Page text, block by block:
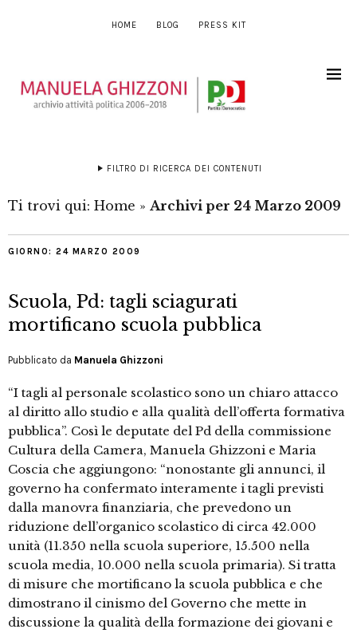
HOME BLOG PRESS KIT
FILTRO DI RICERCA DEI CONTENUTI
Ti trovi qui: Home » Archivi per 24 Marzo 2009
GIORNO: 24 MARZO 2009
Scuola, Pd: tagli sciagurati
mortificano scuola pubblica
Pubblicato da Manuela Ghizzoni
“I tagli al personale scolastico sono un chiaro attacco
al diritto allo studio e alla qualità dell’offerta formativa
pubblica”. Così le deputate del Pd della commissione
Cultura della Camera, Manuela Ghizzoni e Maria
Coscia che aggiungono: “nonostante gli annunci, il
governo ha confermato interamente i tagli previsti
dalla manovra finanziaria, che prevedono un
riduzione dell’organico scolastico di circa 42.000
unità (11.350 nella scuola superiore, 15.500 nella
scuola media, 10.000 nella scuola primaria). Si tratta
di misure che mortificano la scuola pubblica e che
dimostrano il cinismo del Governo che mette in
discussione la qualità della formazione dei giovani e